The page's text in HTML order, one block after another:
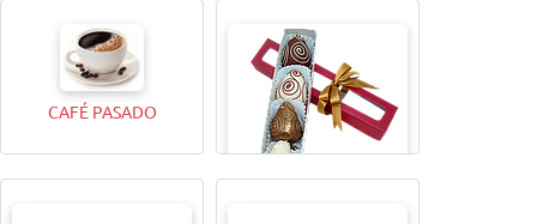
CAJITA MAGICAX9 TODA UNA VIDA ROSA
CAFÉ PASADO